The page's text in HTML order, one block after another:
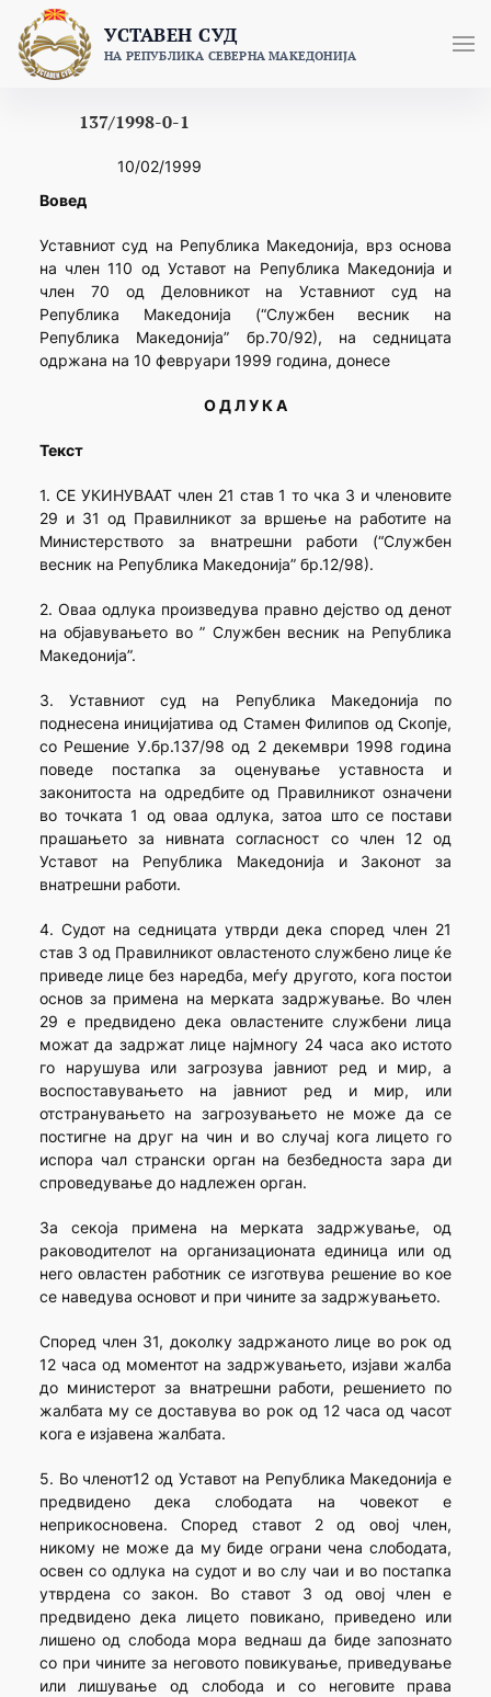
content
УСТАВЕН СУД
НА РЕПУБЛИКА СЕВЕРНА МАКЕДОНИЈА
137/1998-0-1
10/02/1999
Вовед
Уставниот суд на Република Македонија, врз основа
на член 110 од Уставот на Република Македонија и
член 70 од Деловникот на Уставниот суд на
Република Македонија (“Службен весник на
Република Македонија” бр.70/92), на седницата
одржана на 10 февруари 1999 година, донесе
О Д Л У К А
Текст
1. СЕ УКИНУВААТ член 21 став 1 то чка 3 и членовите
29 и 31 од Правилникот за вршење на работите на
Министерството за внатрешни работи (“Службен
весник на Република Македонија” бр.12/98).
2. Оваа одлука произведува правно дејство од денот
на објавувањето во ” Службен весник на Република
Македонија”.
3. Уставниот суд на Република Македонија по
поднесена иницијатива од Стамен Филипов од Скопје,
со Решение У.бр.137/98 од 2 декември 1998 година
поведе постапка за оценување уставноста и
законитоста на одредбите од Правилникот означени
во точката 1 од оваа одлука, затоа што се постави
прашањето за нивната согласност со член 12 од
Уставот на Република Македонија и Законот за
внатрешни работи.
4. Судот на седницата утврди дека според член 21
став 3 од Правилникот овластеното службено лице ќе
приведе лице без наредба, меѓу другото, кога постои
основ за примена на мерката задржување. Во член
29 е предвидено дека овластените службени лица
можат да задржат лице најмногу 24 часа ако истото
го нарушува или загрозува јавниот ред и мир, а
воспоставувањето на јавниот ред и мир, или
отстранувањето на загрозувањето не може да се
постигне на друг на чин и во случај кога лицето го
испора чал странски орган на безбедноста зара ди
спроведување до надлежен орган.
За секоја примена на мерката задржување, од
раководителот на организационата единица или од
него овластен работник се изготвува решение во кое
се наведува основот и при чините за задржувањето.
Според член 31, доколку задржаното лице во рок од
12 часа од моментот на задржувањето, изјави жалба
до министерот за внатрешни работи, решението по
жалбата му се доставува во рок од 12 часа од часот
кога е изјавена жалбата.
5. Во членот12 од Уставот на Република Македонија е
предвидено дека слободата на човекот е
неприкосновена. Според ставот 2 од овој член,
никому не може да му биде ограни чена слободата,
освен со одлука на судот и во слу чаи и во постапка
утврдена со закон. Во ставот 3 од овој член е
предвидено дека лицето повикано, приведено или
лишено од слобода мора веднаш да биде запознато
со при чините за неговото повикување, приведување
или лишување од слобода и со неговите права